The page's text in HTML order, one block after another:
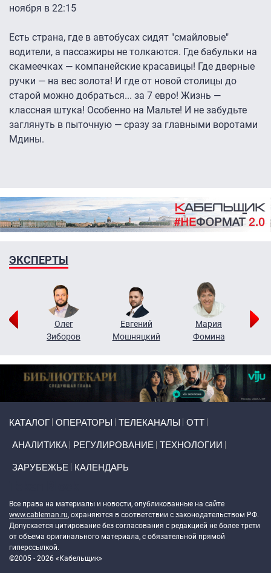
ноября в 22:15
Есть страна, где в автобусах сидят "смайловые"
водители, а пассажиры не толкаются. Где бабульки на
скамеечках — компанейские красавицы! Где дверные
ручки — на вес золота! И где от новой столицы до
старой можно добраться... за 7 евро! Жизнь —
классная штука! Особенно на Мальте! И не забудьте
заглянуть в пыточную — сразу за главными воротами
Мдины.
ЭКСПЕРТЫ
Олег
Зиборов
Евгений
Мошняцкий
Мария
Фомина
КАТАЛОГ ОПЕРАТОРЫ ТЕЛЕКАНАЛЫ ОТТ
АНАЛИТИКА РЕГУЛИРОВАНИЕ ТЕХНОЛОГИИ
ЗАРУБЕЖЬЕ КАЛЕНДАРЬ
Все права на материалы и новости, опубликованные на сайте
www.cableman.ru, охраняются в соответствии с законодательством РФ.
Допускается цитирование без согласования с редакцией не более трети
от объема оригинального материала, с обязательной прямой
гиперссылкой.
©2005 - 2026 «Кабельщик»